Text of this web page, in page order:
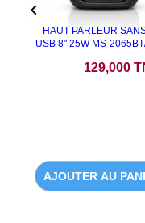
HAUT PARLEUR
USB 8" 25W MS-
129,000
AJOUTER AU
